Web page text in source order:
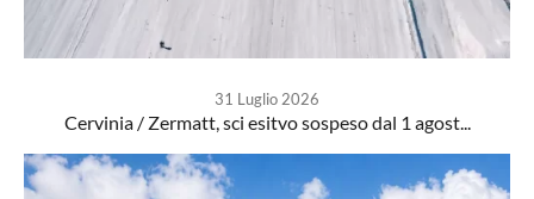
31 Luglio 2026
Cervinia / Zermatt, sci esitvo sospeso dal 1 agost...